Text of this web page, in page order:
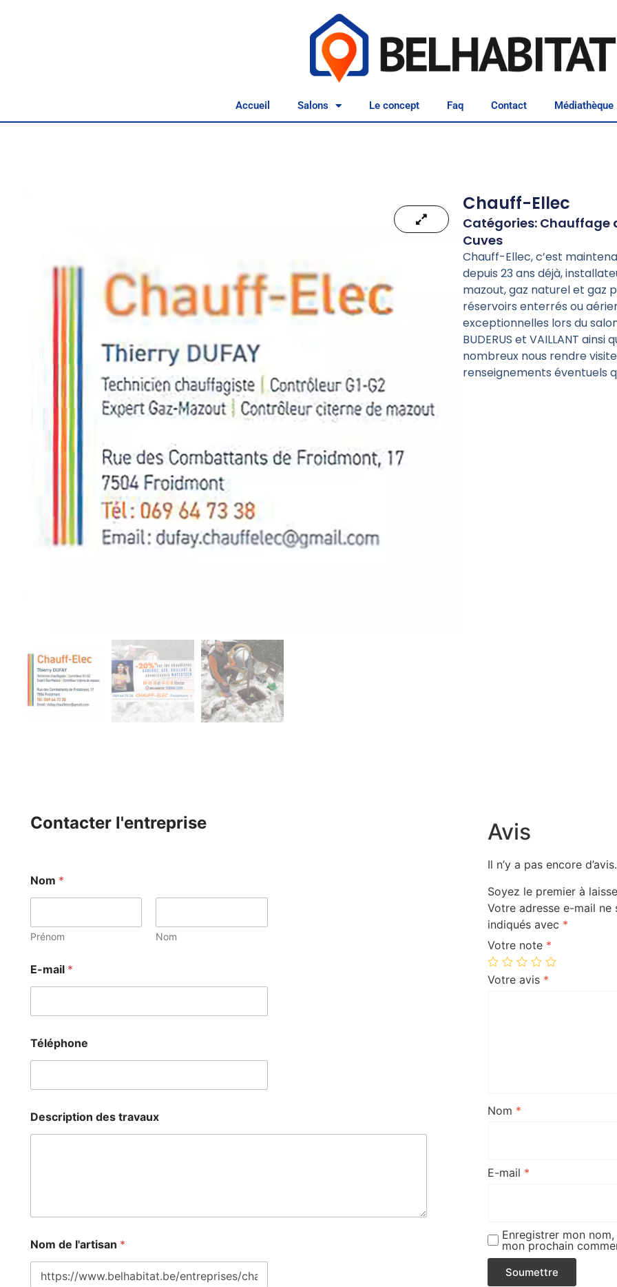
Accueil Salons Le concept Faq Contact Médiathèque
Chauff-Ellec
Catégories: Chauffage
Cuves
Chauff-Ellec, c’est
depuis 23 ans déjà,
mazout, gaz naturel et gaz
réservoirs enterrés ou
exceptionnelles lors du
BUDERUS et VAILLANT ainsi
nombreux nous rendre
renseignements éventuels
Contacter l'entreprise
Nom *
Prénom Nom
E-mail *
Téléphone
Description des travaux
Nom de l'artisan *
Avis
Il n’y a pas encore d’avis.
Soyez le premier à
Votre adresse e-mail ne
indiqués avec *
Votre note *
Votre avis *
Nom *
E-mail *
Enregistrer mon
mon prochain